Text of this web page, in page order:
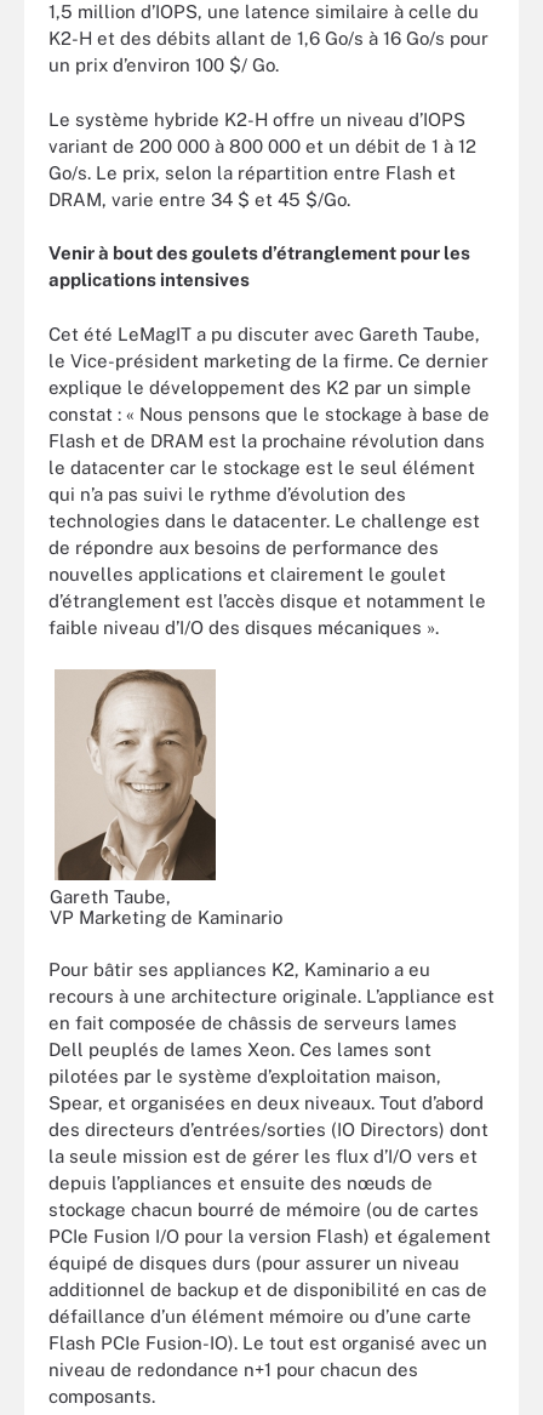
1,5 million d’IOPS, une latence similaire à celle du
K2-H et des débits allant de 1,6 Go/s à 16 Go/s pour
un prix d’environ 100 $/ Go.
Le système hybride K2-H offre un niveau d’IOPS
variant de 200 000 à 800 000 et un débit de 1 à 12
Go/s. Le prix, selon la répartition entre Flash et
DRAM, varie entre 34 $ et 45 $/Go.
Venir à bout des goulets d’étranglement pour les
applications intensives
Cet été LeMagIT a pu discuter avec Gareth Taube,
le Vice-président marketing de la firme. Ce dernier
explique le développement des K2 par un simple
constat : « Nous pensons que le stockage à base de
Flash et de DRAM est la prochaine révolution dans
le datacenter car le stockage est le seul élément
qui n’a pas suivi le rythme d’évolution des
technologies dans le datacenter. Le challenge est
de répondre aux besoins de performance des
nouvelles applications et clairement le goulet
d’étranglement est l’accès disque et notamment le
faible niveau d’I/O des disques mécaniques ».
Gareth Taube,
VP Marketing de Kaminario
Pour bâtir ses appliances K2, Kaminario a eu
recours à une architecture originale. L’appliance est
en fait composée de châssis de serveurs lames
Dell peuplés de lames Xeon. Ces lames sont
pilotées par le système d’exploitation maison,
Spear, et organisées en deux niveaux. Tout d’abord
des directeurs d’entrées/sorties (IO Directors) dont
la seule mission est de gérer les flux d’I/O vers et
depuis l’appliances et ensuite des nœuds de
stockage chacun bourré de mémoire (ou de cartes
PCIe Fusion I/O pour la version Flash) et également
équipé de disques durs (pour assurer un niveau
additionnel de backup et de disponibilité en cas de
défaillance d’un élément mémoire ou d’une carte
Flash PCIe Fusion-IO). Le tout est organisé avec un
niveau de redondance n+1 pour chacun des
composants.